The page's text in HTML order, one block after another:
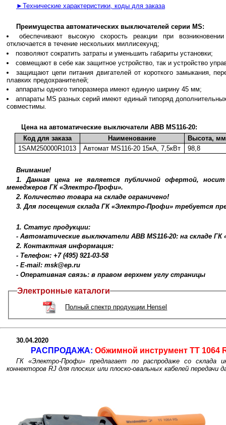
►Технические характеристики, коды для заказа
Преимущества автоматических выключателей серии MS:
обеспечивают высокую скорость реакции при возникновении
отключается в течение нескольких миллисекунд;
позволяют сократить затраты и уменьшить габариты установки;
совмещают в себе как защитное устройство, так и устройство
защищают цепи питания двигателей от короткого замыкания,
плавких предохранителей;
аппараты одного типоразмера имеют единую ширину 45 мм;
аппараты MS разных серий имеют единый типоряд
совместимы.
Цена на автоматические выключатели ABB MS116-20:
Код для заказа
Наименование
Высота, мм
1SAM250000R1013
Автомат MS116-20 15кА, 7,5кВт 98,8
Внимание!
1. Данная цена не является публичной офертой,
менеджеров ГК «Электро-Профи».
2. Количество товара на складе ограничено!
3. Для посещения склада ГК «Электро-Профи» требуется
1. Статус продукции:
- Автоматические выключатели ABB MS116-20: на складе
2. Контактная информация:
- Телефон: +7 (495) 921-03-58
- E-mail: msk@ep.ru
- Оперативная связь: в правом верхнем углу страницы
Электронные каталоги
Полный спектр продукции Hensel
30.04.2020
РАСПРОДАЖА: Обжимной инструмент TT 1064
ГК «Электро-Профи» предлагает по распродаже со
коннекторов RJ для плоских или плоско-овальных кабелей